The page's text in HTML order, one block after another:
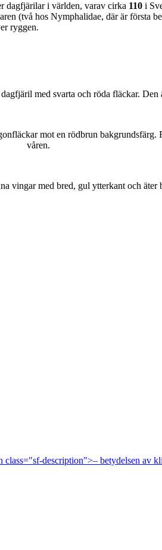
dagfjärilar i världen, varav cirka 110 i
(två hos Nymphalidae, där är första
ryggen.
med svarta och röda fläckar.
mot en rödbrun
våren.
vingar med bred, gul ytterkant och
description">– betydelsen av